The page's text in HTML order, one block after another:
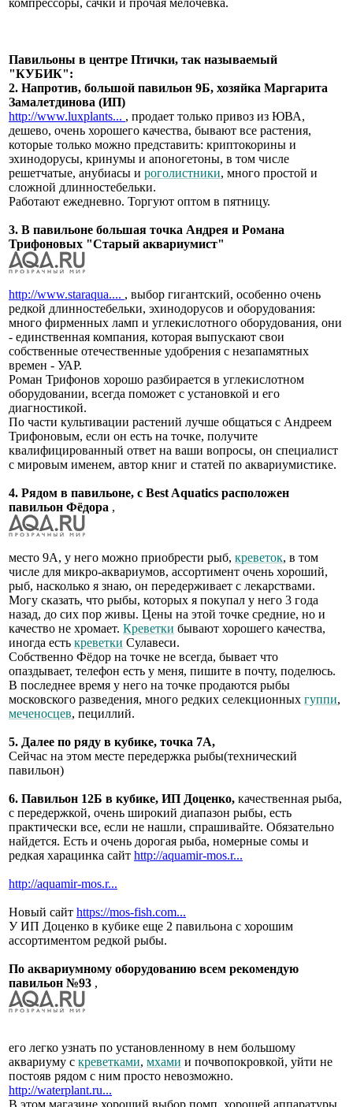
Павильоны в центре Птички, так называемый
"КУБИК":
2. Напротив, большой павильон 9Б, хозяйка Маргарита
Замалетдинова (ИП)
http://www.luxplants... , продает только привоз из ЮВА,
дешево, очень хорошего качества, бывают все растения,
которые только можно представить: криптокорины и
эхинодорусы, кринумы и апоногетоны, в том числе
решетчатые, анубиасы и роголистники, много простой и
сложной длинностебельки.
Работают ежедневно. Торгуют оптом в пятницу.
3. В павильоне большая точка Андрея и Романа
Трифоновых "Старый аквариумист"
http://www.staraqua.... , выбор гигантский, особенно очень
редкой длинностебельки, эхинодорусов и оборудования:
много фирменных ламп и углекислотного оборудования, они
- единственная компания, которая выпускают свои
собственные отечественные удобрения с незапамятных
времен - УАР.
Роман Трифонов хорошо разбирается в углекислотном
оборудовании, всегда поможет с установкой и его
диагностикой.
По части культивации растений лучше общаться с Андреем
Трифоновым, если он есть на точке, получите
квалифицированный ответ на ваши вопросы, он специалист
с мировым именем, автор книг и статей по аквариумистике.
4. Рядом в павильоне, с Best Aquatics расположен
павильон Фёдора ,
место 9А, у него можно приобрести рыб, креветок, в том
числе для микро-аквариумов, ассортимент очень хороший,
рыб, насколько я знаю, он передерживает с лекарствами.
Могу сказать, что рыбы, которых я покупал у него 3 года
назад, до сих пор живы. Цены на этой точке средние, но и
качество не хромает. Креветки бывают хорошего качества,
иногда есть креветки Сулавеси.
Собственно Фёдор на точке не всегда, бывает что
опаздывает, телефон есть у меня, пишите в почту, поделюсь.
В последнее время у него на точке продаются рыбы
московского разведения, много редких селекционных гуппи,
меченосцев, пециллий.
5. Далее по ряду в кубике, точка 7А,
Сейчас на этом месте передержка рыбы(технический
павильон)
6. Павильон 12Б в кубике, ИП Доценко, качественная рыба,
с передержкой, очень широкий диапазон рыбы, есть
практически все, если не нашли, спрашивайте. Обязательно
найдется. Есть и очень дорогая рыба, номерные сомы и
редкая харацинка сайт http://aquamir-mos.r...
http://aquamir-mos.r...
Новый сайт https://mos-fish.com...
У ИП Доценко в кубике еще 2 павильона с хорошим
ассортиментом редкой рыбы.
По аквариумному оборудованию всем рекомендую
павильон №93 ,
его легко узнать по установленному в нем большому
аквариуму с креветками, мхами и почвопокровкой, уйти не
постояв рядом с ним просто невозможно.
http://waterplant.ru...
В этом магазине хороший выбор помп, хорошей аппаратуры